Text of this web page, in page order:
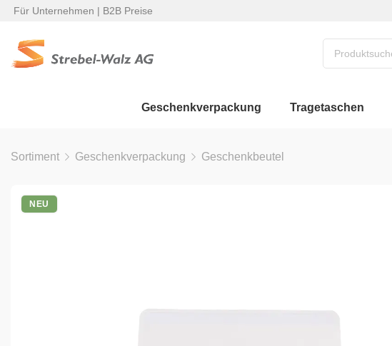
Für Unternehmen | B2B Preise
Geschenkverpackung Tragetaschen
Sortiment Geschenkverpackung Geschenkbeutel
NEU